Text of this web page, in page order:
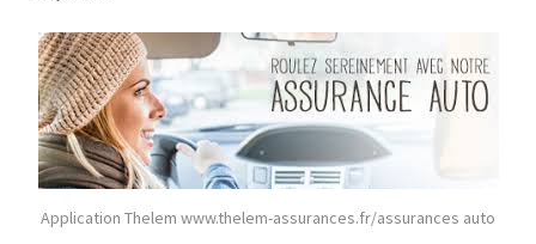
Application Thelem www.thelem-assurances.fr/assurances auto